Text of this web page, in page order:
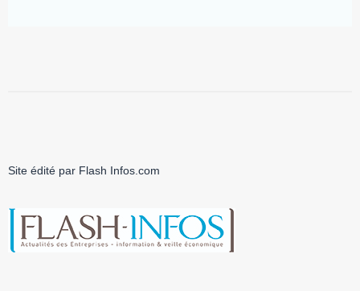
Site édité par Flash Infos.com